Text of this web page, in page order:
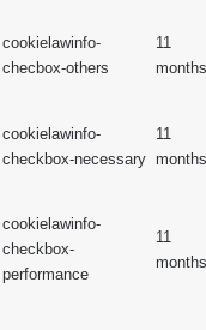
cookielawinfo-
checbox-others
11
months
cookielawinfo-
checkbox-necessary
11
months
cookielawinfo-
checkbox-
performance
11
months